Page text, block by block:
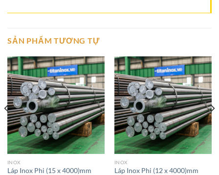
SẢN PHẨM TƯƠNG TỰ
INOX
Láp Inox Phi (15 x 4000)mm
INOX
Láp Inox Phi (12 x 4000)mm